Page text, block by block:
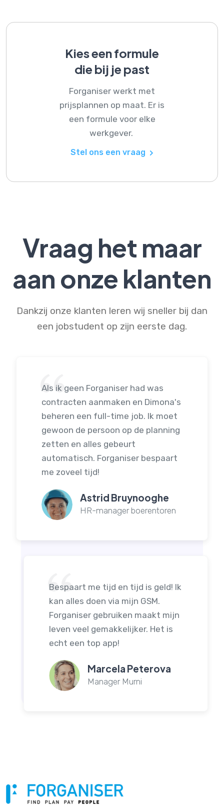
Kies een formule
die bij je past
Forganiser werkt met
prijsplannen op maat. Er is
een formule voor elke
werkgever.
Stel ons een vraag
Vraag het maar
aan onze klanten
Dankzij onze klanten leren wij sneller bij dan
een jobstudent op zijn eerste dag.
Als ik geen Forganiser had was
contracten aanmaken en Dimona's
beheren een full-time job. Ik moet
gewoon de persoon op de planning
zetten en alles gebeurt
automatisch. Forganiser bespaart
me zoveel tijd!
Astrid Bruynooghe
HR-manager boerentoren
Bespaart me tijd en tijd is geld! Ik
kan alles doen via mijn GSM.
Forganiser gebruiken maakt mijn
leven veel gemakkelijker. Het is
echt een top app!
Marcela Peterova
Manager Murni